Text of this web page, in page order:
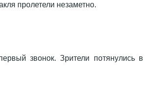
пролетели незаметно.
звонок. Зрители потянулись в